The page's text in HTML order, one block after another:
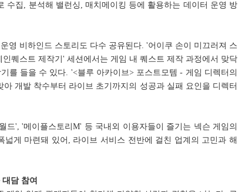
수집, 분석해 밸런싱, 매치메이킹 등에 활용하는 데이터 운영 방
영 비하인드 스토리도 다수 공유된다. '어이쿠 손이 미끄러져 스
퀘스트 제작기' 세션에서는 게임 내 퀘스트 제작 과정에서 맞닥
를 들을 수 있다. '<블루 아카이브> 포스트모템 - 게임 디렉터의
개발 착수부터 라이브 초기까지의 성공과 실패 요인을 디렉터
드', '메이플스토리M' 등 국내외 이용자들이 즐기는 넥슨 게임의
넓게 마련돼 있어, 라이브 서비스 전반에 걸친 업계의 고민과 해
담 참여